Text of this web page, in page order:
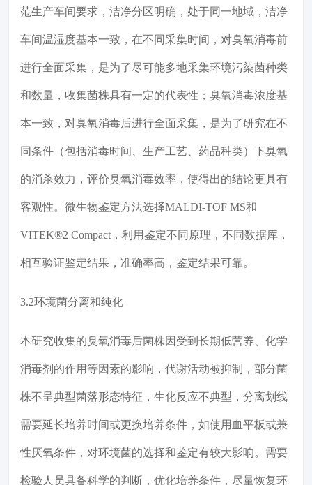
范生产车间要求，洁净分区明确，处于同一地域，洁净
车间温湿度基本一致，在不同采集时间，对臭氧消毒前
进行全面采集，是为了尽可能多地采集环境污染菌种类
和数量，收集菌株具有一定的代表性；臭氧消毒浓度基
本一致，对臭氧消毒后进行全面采集，是为了研究在不
同条件（包括消毒时间、生产工艺、药品种类）下臭氧
的消杀效力，评价臭氧消毒效率，使得出的结论更具有
客观性。微生物鉴定方法选择MALDI-TOF MS和
VITEK®2 Compact，利用鉴定不同原理，不同数据库，
相互验证鉴定结果，准确率高，鉴定结果可靠。
3.2环境菌分离和纯化
本研究收集的臭氧消毒后菌株因受到长期低营养、化学
消毒剂的作用等因素的影响，代谢活动被抑制，部分菌
株不呈典型菌落形态特征，生化反应不典型，分离划线
需要延长培养时间或更换培养条件，如使用血平板或兼
性厌氧条件，对环境菌的选择和鉴定有较大影响。需要
检验人员具备科学的判断，优化培养条件，尽量恢复环